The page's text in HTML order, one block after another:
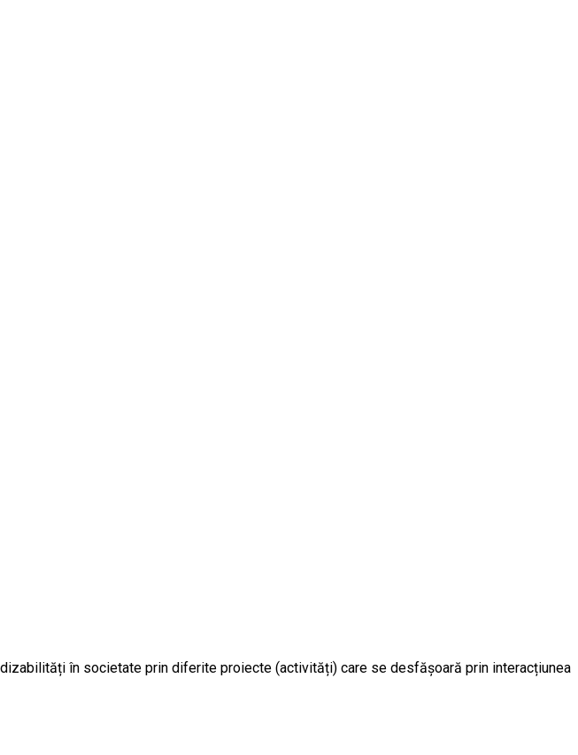
în societate prin diferite proiecte (activități) care se desfășoară prin interacțiunea